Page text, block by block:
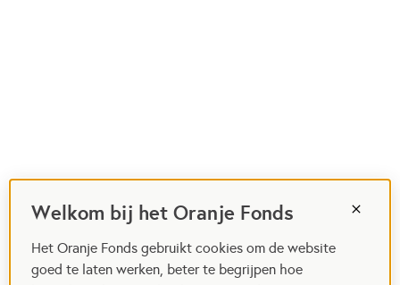
Welkom bij het Oranje Fonds
Het Oranje Fonds gebruikt cookies om de website
goed te laten werken, beter te begrijpen hoe